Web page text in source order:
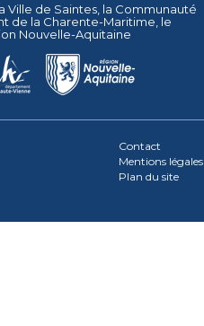
Ville de Saintes , la Communauté
de la Charente-Maritime , le
Nouvelle-Aquitaine
Contact
Mentions légales
Plan du site